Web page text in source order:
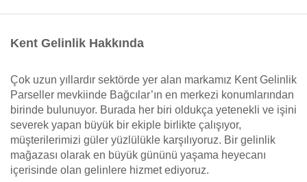
Kent Gelinlik Hakkında
Çok uzun yıllardır sektörde yer alan markamız Kent Gelinlik
Parseller mevkiinde Bağcılar’ın en merkezi konumlarından
birinde bulunuyor. Burada her biri oldukça yetenekli ve işini
severek yapan büyük bir ekiple birlikte çalışıyor,
müşterilerimizi güler yüzlülükle karşılıyoruz. Bir gelinlik
mağazası olarak en büyük gününü yaşama heyecanı
içerisinde olan gelinlere hizmet ediyoruz.